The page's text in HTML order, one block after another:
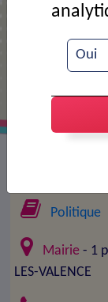
Politique
Mairie - 1
LES-VALENCE
Oui